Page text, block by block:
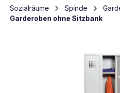
Sozialräume Spinde
Garderoben ohne Sitzbank